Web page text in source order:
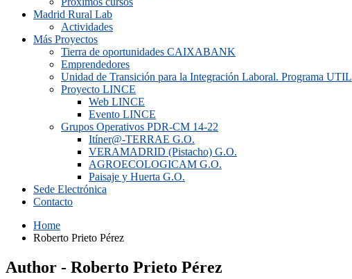
Madrid Rural Lab
Actividades
Más Proyectos
Tierra de oportunidades CAIXABANK
Emprendedores
Unidad de Transición para la Integración Laboral. Programa UTIL
Proyecto LINCE
Web LINCE
Evento LINCE
Grupos Operativos PDR-CM 14-22
Itíner@-TERRAE G.O.
VERAMADRID (Pistacho) G.O.
AGROECOLOGICAM G.O.
Paisaje y Huerta G.O.
Sede Electrónica
Contacto
Home
Roberto Prieto Pérez
Author - Roberto Prieto Pérez